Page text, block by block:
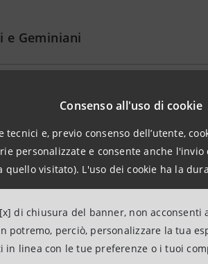
Consenso all'uso di cookie
tecnici e, previo consenso dell’utente,
personalizzate e consente anche
quello visitato). L'uso dei cookie ha la
di chiusura del banner, non acconsenti
potremo, perciò, personalizzare la tua
linea con le tue preferenze o i tuoi
e Geminiani
Giuseppe Tartini